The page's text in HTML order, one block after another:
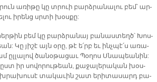
ա­ռի­թը կը տրուի բարձ­րա­նա­լու բեմ՝ ար­
ի­րենց սրտի խօս­քը:
բեմ կը բարձ­րա­նայ բա­նաս­տեղծ՝ Խոս­
Կը յի­շէ այն օ­րը, թէ ե՛րբ եւ ինչ­պէ՛ս ա­ռա­
ըլ­լա­լով ծա­նօ­թա­ցաւ Պօ­ղոս Սնա­պեա­նին:
ըստ իր սո­վո­րու­թեան, քա­ջա­լե­րա­կան խօս­
խրա­խու­սէ տա­կա­ւին շատ ե­րի­տա­սարդ բա­